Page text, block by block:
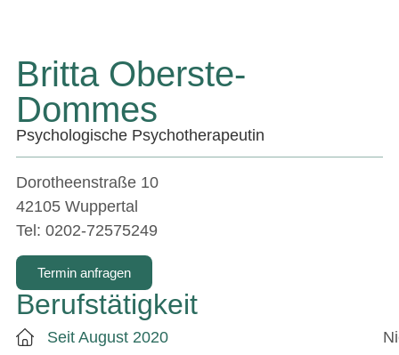
Britta Oberste-
Dommes
Psychologische Psychotherapeutin
Dorotheenstraße 10
42105 Wuppertal
Tel: 0202-72575249
Termin anfragen
Berufstätigkeit
Seit August 2020